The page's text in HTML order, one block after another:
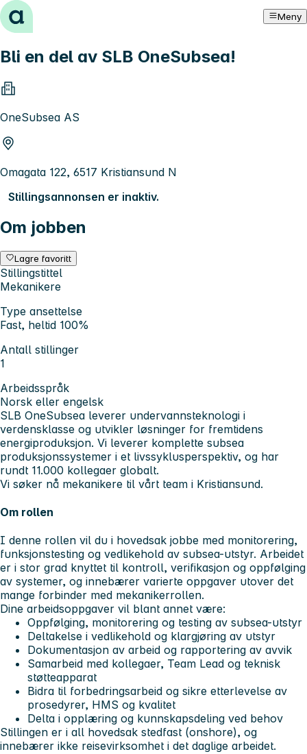
Hopp til innhold Meny
Bli en del av SLB OneSubsea!
OneSubsea AS
Omagata 122, 6517 Kristiansund N
Stillingsannonsen er inaktiv.
Om jobben
Lagre favoritt
Stillingstittel
Mekanikere
Type ansettelse
Fast, heltid 100%
Antall stillinger
1
Arbeidsspråk
Norsk eller engelsk
SLB OneSubsea leverer undervannsteknologi i
verdensklasse og utvikler løsninger for fremtidens
energiproduksjon. Vi leverer komplette subsea
produksjonssystemer i et livssyklusperspektiv, og har
rundt 11.000 kollegaer globalt.
Vi søker nå mekanikere til vårt team i Kristiansund.
Om rollen
I denne rollen vil du i hovedsak jobbe med monitorering,
funksjonstesting og vedlikehold av subsea-utstyr. Arbeidet
er i stor grad knyttet til kontroll, verifikasjon og oppfølging
av systemer, og innebærer varierte oppgaver utover det
mange forbinder med mekanikerrollen.
Dine arbeidsoppgaver vil blant annet være:
Oppfølging, monitorering og testing av subsea-utstyr
Deltakelse i vedlikehold og klargjøring av utstyr
Dokumentasjon av arbeid og rapportering av avvik
Samarbeid med kollegaer, Team Lead og teknisk
støtteapparat
Bidra til forbedringsarbeid og sikre etterlevelse av
prosedyrer, HMS og kvalitet
Delta i opplæring og kunnskapsdeling ved behov
Stillingen er i all hovedsak stedfast (onshore), og
innebærer ikke reisevirksomhet i det daglige arbeidet.